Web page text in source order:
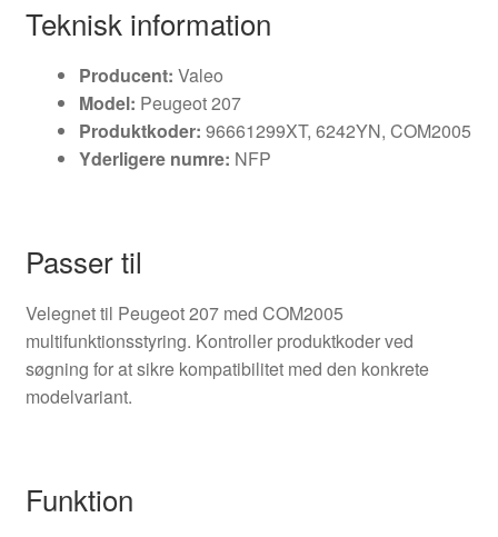
Teknisk information
Producent: Valeo
Model: Peugeot 207
Produktkoder: 96661299XT, 6242YN, COM2005
Yderligere numre: NFP
Passer til
Velegnet til Peugeot 207 med COM2005
multifunktionsstyring. Kontroller produktkoder ved
søgning for at sikre kompatibilitet med den konkrete
modelvariant.
Funktion